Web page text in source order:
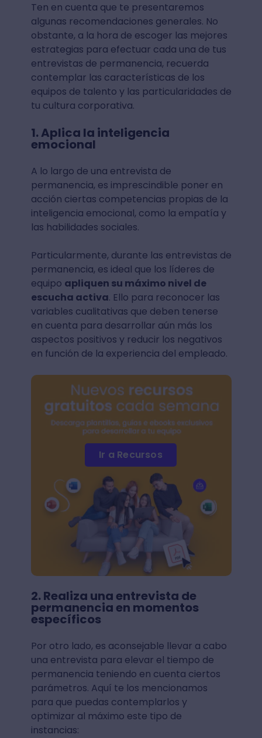
Ten en cuenta que te presentaremos
algunas recomendaciones generales. No
obstante, a la hora de escoger las mejores
estrategias para efectuar cada una de tus
entrevistas de permanencia, recuerda
contemplar las características de los
equipos de talento y las particularidades de
tu cultura corporativa.
1. Aplica la inteligencia
emocional
A lo largo de una entrevista de
permanencia, es imprescindible poner en
acción ciertas competencias propias de la
inteligencia emocional, como la empatía y
las habilidades sociales.
Particularmente, durante las entrevistas de
permanencia, es ideal que los líderes de
equipo apliquen su máximo nivel de
escucha activa. Ello para reconocer las
variables cualitativas que deben tenerse
en cuenta para desarrollar aún más los
aspectos positivos y reducir los negativos
en función de la experiencia del empleado.
Ir a Recursos
2. Realiza una entrevista de
permanencia en momentos
específicos
Por otro lado, es aconsejable llevar a cabo
una entrevista para elevar el tiempo de
permanencia teniendo en cuenta ciertos
parámetros. Aquí te los mencionamos
para que puedas contemplarlos y
optimizar al máximo este tipo de
instancias: